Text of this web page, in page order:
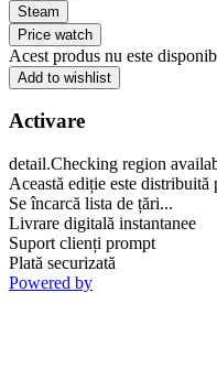
Steam
Price watch
Acest produs nu este
Add to wishlist
Activare
detail.Checking region
Această ediție este distribuită
Se încarcă lista de țări...
Livrare digitală instantanee
Suport clienți prompt
Plată securizată
Powered by